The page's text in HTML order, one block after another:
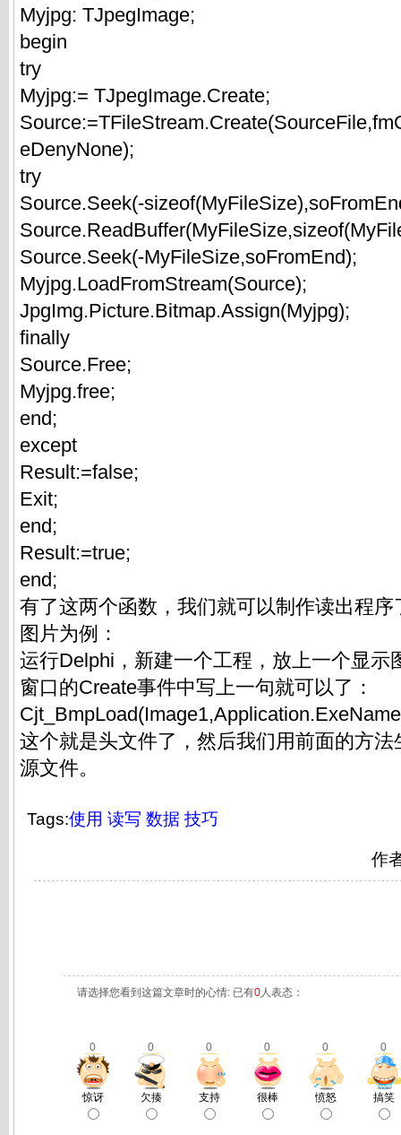
Myjpg: TJpegImage;
begin
try
Myjpg:= TJpegImage.Create;
eDenyNone);
try
Source.Seek(-
Source.Seek(-MyFileSize,soFromEnd);
Myjpg.LoadFromStream(Source);
JpgImg.Picture.Bitmap.Assign(Myjpg);
finally
Source.Free;
Myjpg.free;
end;
except
Result:=false;
Exit;
end;
Result:=true;
end;
有了这两个函数，我们就可以制作读出程
图片为例：
运行Delphi，新建一个工程，放上一个显示
窗口的Create事件中写上一句就可以了：
这个就是头文件了，然后我们用前面的方法
源文件。
Tags:使用 读写 数据 技巧
作
请选择您看到这篇文章时的心情: 已有0人表态：
0 0 0 0 0 0
惊讶 欠揍 支持 很棒 愤怒 搞笑